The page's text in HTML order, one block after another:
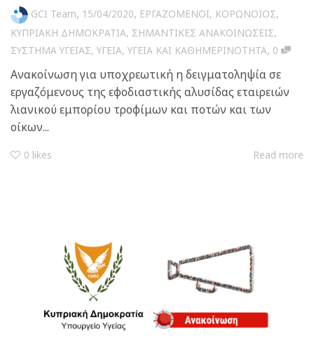
GCI Team, 15/04/2020, ΕΡΓΑΖΟΜΕΝΟΙ, ΚΟΡΩΝΟΪΟΣ,
ΚΥΠΡΙΑΚΗ ΔΗΜΟΚΡΑΤΙΑ, ΣΗΜΑΝΤΙΚΕΣ ΑΝΑΚΟΙΝΩΣΕΙΣ,
ΣΥΣΤΗΜΑ ΥΓΕΙΑΣ, ΥΓΕΙΑ, ΥΓΕΙΑ ΚΑΙ ΚΑΘΗΜΕΡΙΝΟΤΗΤΑ, 0
Ανακοίνωση για υποχρεωτική η δειγματοληψία σε
εργαζόμενους της εφοδιαστικής αλυσίδας εταιρειών
λιανικού εμπορίου τροφίμων και ποτών και των
οίκων...
0 likes Read more